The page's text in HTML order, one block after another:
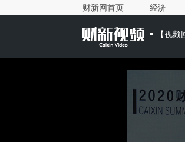
财新网首页 经济
【视